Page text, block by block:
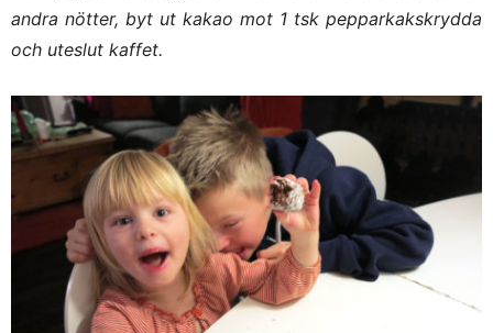
andra nötter, byt ut kakao mot 1 tsk pepparkakskrydda
och uteslut kaffet.